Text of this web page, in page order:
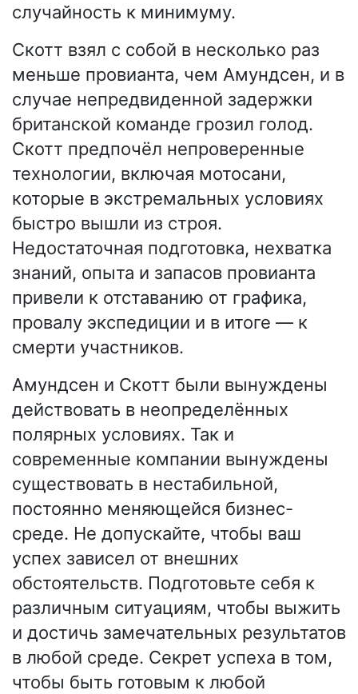
случайность к минимуму.
Скотт взял с собой в несколько раз
меньше провианта, чем Амундсен, и в
случае непредвиденной задержки
британской команде грозил голод.
Скотт предпочёл непроверенные
технологии, включая мотосани,
которые в экстремальных условиях
быстро вышли из строя.
Недостаточная подготовка, нехватка
знаний, опыта и запасов провианта
привели к отставанию от графика,
провалу экспедиции и в итоге — к
смерти участников.
Амундсен и Скотт были вынуждены
действовать в неопределённых
полярных условиях. Так и
современные компании вынуждены
существовать в нестабильной,
постоянно меняющейся бизнес-
среде. Не допускайте, чтобы ваш
успех зависел от внешних
обстоятельств. Подготовьте себя к
различным ситуациям, чтобы выжить
и достичь замечательных результатов
в любой среде. Секрет успеха в том,
чтобы быть готовым к любой